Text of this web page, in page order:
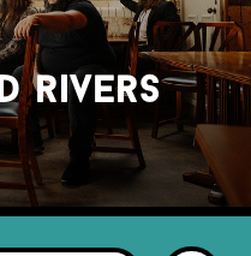
rivers